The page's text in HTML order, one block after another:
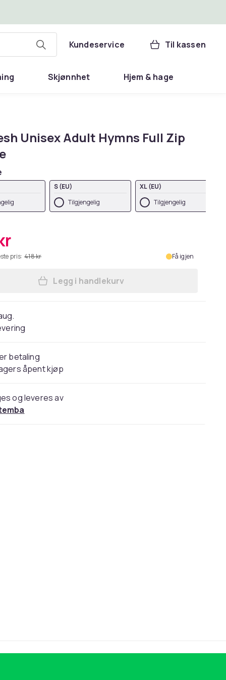
Kundeservice Til kassen
Skjønnhet Hjem & hage
Unisex Adult Hymns Full Zip
S (EU)
Tilgjengelig
XL (EU)
Tilgjengelig
pris: 418 kr Få igjen
Legg Godflesh Unisex Adult
Legg i handlekurv
betaling
åpent kjøp
og leveres av